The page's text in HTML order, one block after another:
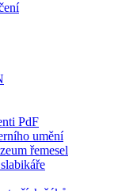
PdF
umění
řemesel